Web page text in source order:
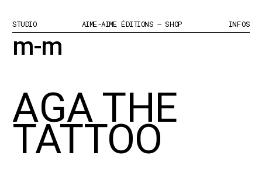
AGA THE
TATTOO
INFOS
AIME-AIME ÉDITIONS – SHOP
STUDIO
m-m